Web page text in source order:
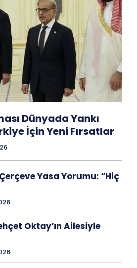
Dünyada Yankı
İçin Yeni Fırsatlar
Yasa Yorumu: “Hiç
Oktay’ın Ailesiyle